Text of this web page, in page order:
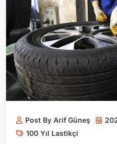
Post By Arif Güneş
100 Yıl Lastikçi